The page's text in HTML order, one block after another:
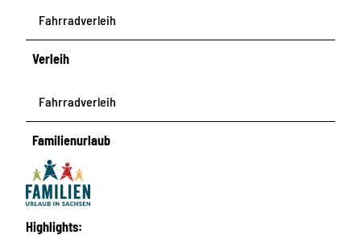
Fahrradverleih
Verleih
Fahrradverleih
Familienurlaub
Highlights: